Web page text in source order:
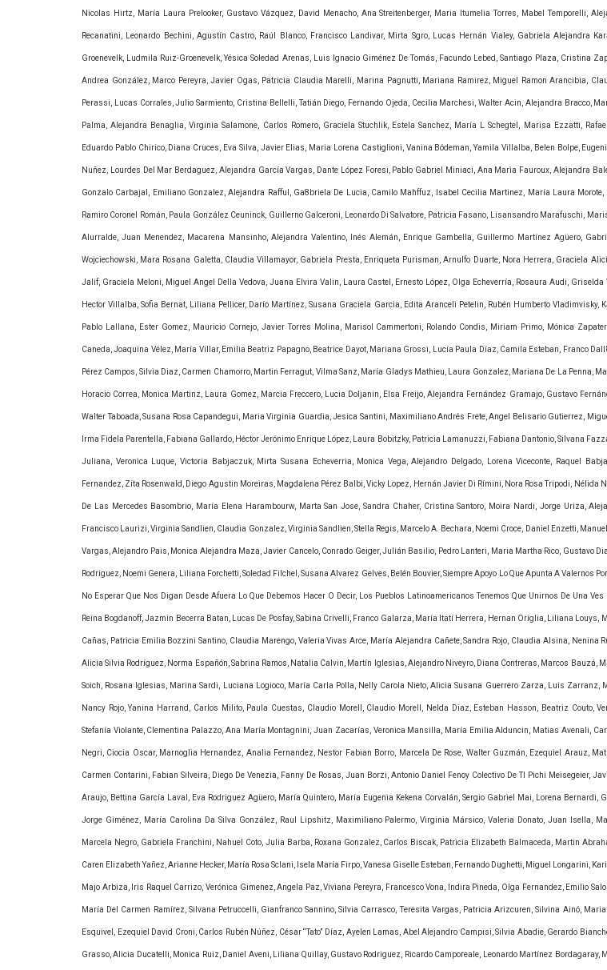
Nicolas Hirtz, María Laura Prelooker, Gustavo Vázquez, David Menacho, Ana Streitenberger, Maria Itumelia Torres, Mabel Temporelli,
Recanatini, Leonardo Bechini, Agustín Castro, Raúl Blanco, Francisco Landivar, Mirta Sgro, Lucas Hernán Vialey, Gabriela Alejandra
Groenevelk, Ludmila Ruiz-Groenevelk, Yésica Soledad Arenas, Luis Ignacio Giménez De Tomás, Facundo Lebed, Santiago Plaza, Cristina
Andrea González, Marco Pereyra, Javier Ogas, Patricia Claudia Marelli, Marina Pagnutti, Mariana Ramirez, Miguel Ramon Arancibia,
Perassi, Lucas Corrales, Julio Sarmiento, Cristina Bellelli, Tatián Diego, Fernando Ojeda, Cecilia Marchesi, Walter Acin, Alejandra Bracco,
Palma, Alejandra Benaglia, Virginia Salamone, Carlos Romero, Graciela Stuchlik, Estela Sanchez, María L Schegtel, Marisa Ezzatti,
Eduardo Pablo Chirico, Diana Cruces, Eva Silva, Javier Elias, Maria Lorena Castiglioni, Vanina Bódeman, Yamila Villalba, Belen Bolpe,
Nuñez, Lourdes Del Mar Berdaguez, Alejandra García Vargas, Dante López Foresi, Pablo Gabriel Miniaci, Ana Marìa Fauroux, Alejandra
Gonzalo Carbajal, Emiliano Gonzalez, Alejandra Rafful, Ga8briela De Lucia, Camilo Mahffuz, Isabel Cecilia Martinez, María Laura Morote,
Ramiro Coronel Román, Paula González Ceuninck, Guillerno Galceroni, Leonardo Di Salvatore, Patricia Fasano, Lisansandro Marafuschi,
Alurralde, Juan Menendez, Macarena Mansinho, Alejandra Valentino, Inés Alemán, Enrique Gambella, Guillermo Martínez Agüero,
Wojciechowski, Mara Rosana Galetta, Claudia Villamayor, Gabriela Presta, Enriqueta Purisman, Arnulfo Duarte, Nora Herrera, Graciela
Jalif, Graciela Meloni, Miguel Angel Della Vedova, Juana Elvira Valin, Laura Castel, Ernesto López, Olga Echeverría, Rosaura Audi, Griselda
Hector Villalba, Sofia Bernat, Liliana Pellicer, Darío Martínez, Susana Graciela Garcia, Edita Aranceli Petelin, Rubén Humberto Vladimvisky,
Pablo Lallana, Ester Gomez, Mauricio Cornejo, Javier Torres Molina, Marisol Cammertoni, Rolando Condis, Miriam Primo, Mónica
Caneda, Joaquina Vélez, María Villar, Emilia Beatriz Papagno, Beatrice Dayot, Mariana Grossi, Lucía Paula Díaz, Camila Esteban, Franco
Pérez Campos, Silvia Diaz, Carmen Chamorro, Martin Ferragut, Vilma Sanz, María Gladys Mathieu, Laura Gonzalez, Mariana De La Penna,
Horacio Correa, Monica Martinz, Laura Gomez, Marcia Freccero, Lucia Doljanin, Elsa Freijo, Alejandra Fernández Gramajo, Gustavo
Walter Taboada, Susana Rosa Capandegui, Maria Virginia Guardia, Jesica Santini, Maximiliano Andrés Frete, Angel Belisario Gutierrez,
Irma Fidela Parentella, Fabiana Gallardo, Héctor Jerónimo Enrique López, Laura Bobitzky, Patricia Lamanuzzi, Fabiana Dantonio, Silvana
Juliana, Veronica Luque, Victoria Babjaczuk, Mirta Susana Echeverria, Monica Vega, Alejandro Delgado, Lorena Viceconte, Raquel
Fernandez, Zita Rosenwald, Diego Agustin Moreiras, Magdalena Pérez Balbi, Vicky Lopez, Hernán Javier Di Rímini, Nora Rosa Tripodi, Nélida
De Las Mercedes Basombrio, María Elena Harambourw, Marta San Jose, Sandra Chaher, Cristina Santoro, Moira Nardi, Jorge Uriza,
Francisco Laurizi, Virginia Sandlien, Claudia Gonzalez, Virginia Sandlien, Stella Regis, Marcelo A. Bechara, Noemi Croce, Daniel Enzetti,
Vargas, Alejandro Pais, Monica Alejandra Maza, Javier Cancelo, Conrado Geiger, Julián Basilio, Pedro Lanteri, Maria Martha Rico, Gustavo
Rodriguez, Noemi Genera, Liliana Forchetti, Soledad Filchel, Susana Alvarez Gelves, Belén Bouvier, Siempre Apoyo Lo Que Apunta A Valernos
No Esperar Que Nos Digan Desde Afuera Lo Que Debemos Hacer O Decir, Los Pueblos Latinoamericanos Tenemos Que Unirnos De Una Ves
Reina Bogdanoff, Jazmin Becerra Batan, Lucas De Posfay, Sabina Crivelli, Franco Galarza, María Itatí Herrera, Hernan Origlia, Liliana Louys,
Cañas, Patricia Emilia Bozzini Santino, Claudia Marengo, Valeria Vivas Arce, María Alejandra Cañete, Sandra Rojo, Claudia Alsina, Nenina
Alicia Silvia Rodríguez, Norma Españón, Sabrina Ramos, Natalia Calvin, Martín Iglesias, Alejandro Niveyro, Diana Contreras, Marcos Bauzá,
Soich, Rosana Iglesias, Marina Sardi, Luciana Logioco, María Carla Polla, Nelly Carola Nieto, Alicia Susana Guerrero Zarza, Luis Zarranz,
Nancy Rojo, Yanina Harrand, Carlos Milito, Paula Cuestas, Claudio Morell, Claudio Morell, Nelda Diaz, Esteban Hasson, Beatriz Couto,
Stefanía Violante, Clementina Palazzo, Ana María Montagnini, Juan Zacarías, Veronica Mansilla, María Emilia Alduncin, Matias Avenali,
Negri, Ciocia Oscar, Marnoglia Hernandez, Analia Fernandez, Nestor Fabian Borro, Marcela De Rose, Walter Guzmán, Ezequiel Arauz,
Carmen Contarini, Fabian Silveira, Diego De Venezia, Fanny De Rosas, Juan Borzi, Antonio Daniel Fenoy Colectivo De Tl Pichi Meisegeier,
Araujo, Bettina García Laval, Eva Rodriguez Agüero, María Quintero, María Eugenia Kekena Corvalán, Sergio Gabriel Mai, Lorena Bernardi,
Jorge Giménez, María Carolina Da Silva González, Raul Lipshitz, Maximiliano Palermo, Virginia Mársico, Valeria Donato, Juan Isella,
Marcela Negro, Gabriela Franchini, Nahuel Coto, Julia Barba, Roxana Gonzalez, Carlos Biscak, Patricia Elizabeth Balmaceda, Martin
Caren Elizabeth Yañez, Arianne Hecker, María Rosa Sclani, Isela María Firpo, Vanesa Giselle Esteban, Fernando Dughetti, Miguel Longarini,
Majo Arbiza, Iris Raquel Carrizo, Verónica Gimenez, Angela Paz, Viviana Pereyra, Francesco Vona, Indira Pineda, Olga Fernandez, Emilio
María Del Carmen Ramírez, Silvana Petruccelli, Gianfranco Sannino, Silvia Carrasco, Teresita Vargas, Patricia Arizcuren, Silvina Ainó,
Esquivel, Ezequiel David Croni, Carlos Rubén Núñez, César “Tato” Díaz, Ayelen Lamas, Abel Alejandro Campisi, Silvia Abadie, Gerardo
Grasso, Alicia Ducatelli, Monica Ruiz, Daniel Aveni, Liliana Quillay, Gustavo Rodriguez, Ricardo Camporeale, Leonardo Martínez Bordagaray,